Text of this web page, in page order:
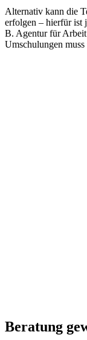
Alternativ kann die
erfolgen – hierfür ist
B. Agentur für
Umschulungen
Beratung